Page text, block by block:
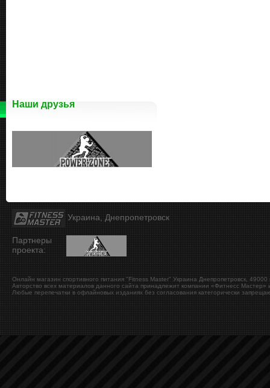
Наши друзья
Украина, Днепропетровск
Партнеры
проекта:
Онлайн магазин спортивного питания "Fitness Master" Украина Днепропетровск 49000
Авторство всех материалов данного сайта принадлежит компании «Фитнесс Мастер»
Любые перепечатки в офлайновых изданиях без согласования категорически